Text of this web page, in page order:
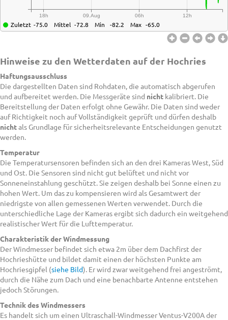
18h 09.Aug 06h 12h
Zuletzt -75.0 Mittel -72.8 Min -82.2 Max -65.0
Hinweise zu den Wetterdaten auf der Hochries
Haftungsausschluss
Die dargestellten Daten sind Rohdaten, die automatisch abgerufen
und aufbereitet werden. Die Messgeräte sind nicht kalibriert. Die
Bereitstellung der Daten erfolgt ohne Gewähr. Die Daten sind weder
auf Richtigkeit noch auf Vollständigkeit geprüft und dürfen deshalb
nichtals Grundlage für sicherheitsrelevante Entscheidungen genutzt
werden.
Temperatur
Die Temperatursensoren befinden sich an den drei Kameras West, Süd
und Ost. Die Sensoren sind nicht gut belüftet und nicht vor
Sonneneinstahlung geschützt. Sie zeigen deshalb bei Sonne einen zu
hohen Wert. Um das zu kompensieren wird als Gesamtwert der
niedrigste von allen gemessenen Werten verwendet. Durch die
unterschiedliche Lage der Kameras ergibt sich dadurch ein weitgehend
realistischer Wert für die Lufttemperatur.
Charakteristik der Windmessung
Der Windmesser befindet sich etwa 2m über dem Dachfirst der
Hochrieshütte und bildet damit einen der höchsten Punkte am
Hochriesgipfel (siehe Bild). Er wird zwar weitgehend frei angeströmt,
durch die Nähe zum Dach und eine benachbarte Antenne entstehen
jedoch Störungen.
Technik des Windmessers
Es handelt sich um einen Ultraschall-Windmesser Ventus-V200A der